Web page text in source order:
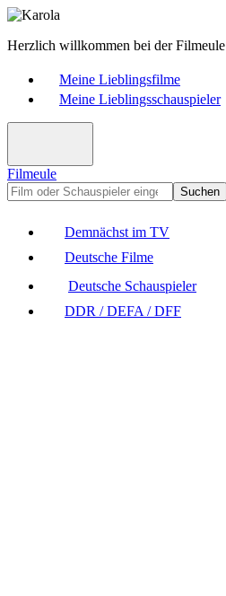
Herzlich willkommen bei der Filmeule
Meine Lieblingsfilme
Meine Lieblingsschauspieler
Filmeule
Suchen
Demnächst im TV
Deutsche Filme
Deutsche Schauspieler
DDR / DEFA / DFF